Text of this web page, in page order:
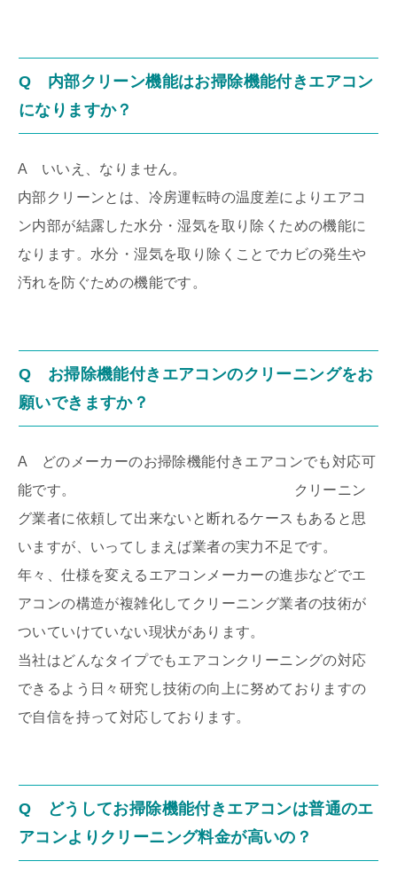
Q 内部クリーン機能はお掃除機能付きエアコン
になりますか？
A いいえ、なりません。
内部クリーンとは、冷房運転時の温度差によりエアコ
ン内部が結露した水分・湿気を取り除くための機能に
なります。水分・湿気を取り除くことでカビの発生や
汚れを防ぐための機能です。
Q お掃除機能付きエアコンのクリーニングをお
願いできますか？
A どのメーカーのお掃除機能付きエアコンでも対応可
能です。 クリーニン
グ業者に依頼して出来ないと断れるケースもあると思
いますが、いってしまえば業者の実力不足です。
年々、仕様を変えるエアコンメーカーの進歩などでエ
アコンの構造が複雑化してクリーニング業者の技術が
ついていけていない現状があります。
当社はどんなタイプでもエアコンクリーニングの対応
できるよう日々研究し技術の向上に努めておりますの
で自信を持って対応しております。
Q どうしてお掃除機能付きエアコンは普通のエ
アコンよりクリーニング料金が高いの？